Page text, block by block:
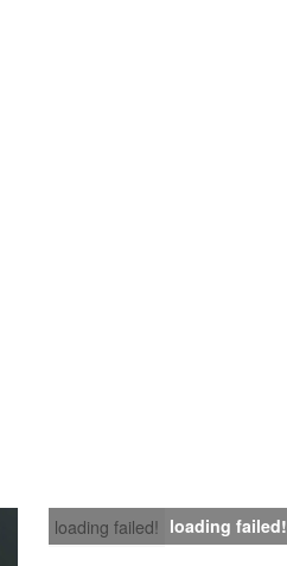
loading failed! loading failed!